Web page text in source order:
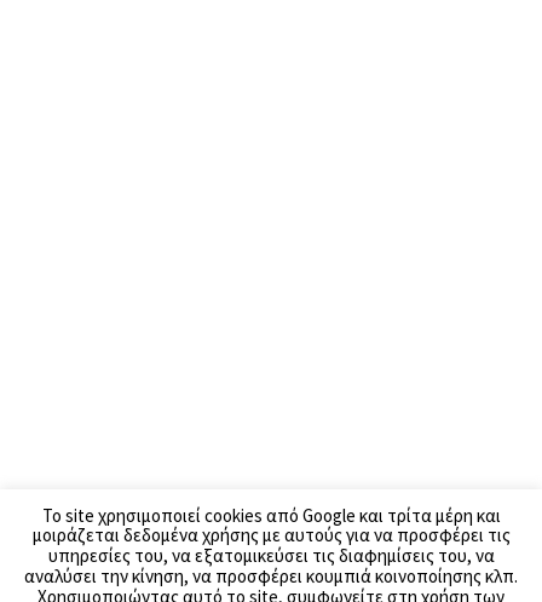
To site χρησιμοποιεί cookies από Google και τρίτα μέρη και
μοιράζεται δεδομένα χρήσης με αυτούς για να προσφέρει τις
υπηρεσίες του, να εξατομικεύσει τις διαφημίσεις του, να
αναλύσει την κίνηση, να προσφέρει κουμπιά κοινοποίησης κλπ.
Χρησιμοποιώντας αυτό το site, συμφωνείτε στη χρήση των